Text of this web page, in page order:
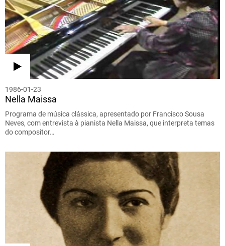
1986-01-23
Nella Maissa
Programa de música clássica, apresentado por Francisco Sousa
Neves, com entrevista à pianista Nella Maissa, que interpreta temas
do compositor…